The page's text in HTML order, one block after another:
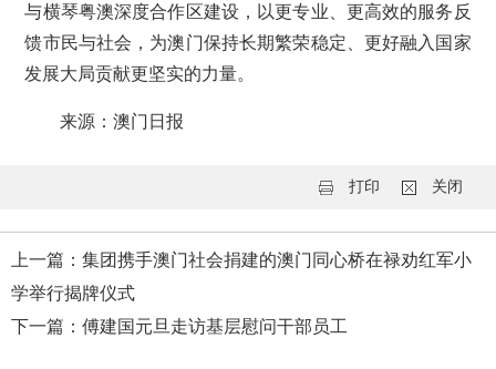
与横琴粤澳深度合作区建设，以更专业、更高效的服务反
馈市民与社会，为澳门保持长期繁荣稳定、更好融入国家
发展大局贡献更坚实的力量。
来源：澳门日报
关闭
打印
上一篇：集团携手澳门社会捐建的澳门同心桥在禄劝红军小
学举行揭牌仪式
下一篇：傅建国元旦走访基层慰问干部员工